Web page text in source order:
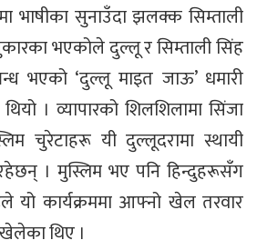
भाषीका सुनाउँदा झलक्क सिम्ताली
भएकोले दुल्लू र सिम्ताली सिंह
भएको ‘दुल्लू माइत जाऊ’ धमारी
। व्यापारको शिलशिलामा सिंजा
चुरेटाहरू यी दुल्लूदरामा स्थायी
। मुस्लिम भए पनि हिन्दुहरूसँग
यो कार्यक्रममा आफ्नो खेल तरवार
थिए ।